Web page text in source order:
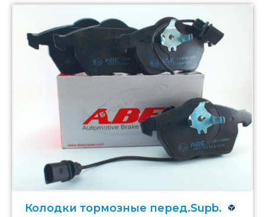
Колодки тормозные перед.Supb.